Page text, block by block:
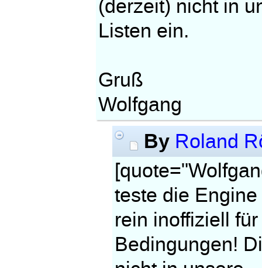
(derzeit) nicht in
Listen ein.
Gruß
Wolfgang
By Roland
teste die
rein inoffiziell
Bedingungen!